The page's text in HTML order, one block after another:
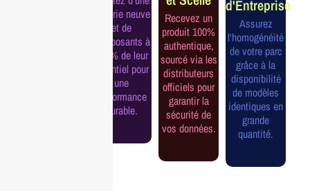
batterie neuve
et de
composants à
100% de leur
potentiel pour
une
performance
durable.
Recevez un
produit 100%
authentique,
sourcé via les
distributeurs
officiels pour
garantir la
sécurité de
vos données.
d'Entreprise
Assurez
l'homogénéité
de votre parc
grâce à la
disponibilité
de modèles
identiques en
grande
quantité.